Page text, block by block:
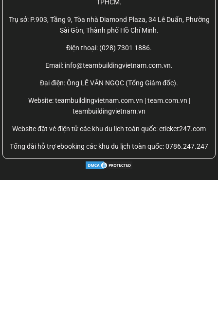
TPHCM.
Trụ sở: P.903, Tầng 9, Tòa nhà Diamond Plaza, 34 Lê Duẩn, Phường
Sài Gòn, Thành phố Hồ Chí Minh.
Điện thoại: (028) 7301 1886.
Email: info@teambuildingvietnam.com.vn.
Đại điện: Ông LÊ VĂN NGỌC (Tổng Giám đốc).
Website:teambuildingvietnam.com.vn | team.com.vn |
teambuildingvietnam.vn
Website đặt vé điện tử các khu du lịch toàn quốc: eticket247.com
Tổng đài hỗ trợ ebooking các khu du lịch toàn quốc: 0786.247.247